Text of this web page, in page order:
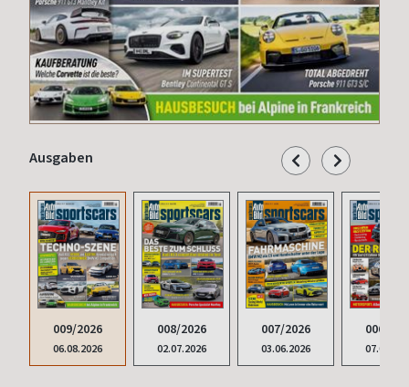
Ausgaben
009/2026
06.08.2026
008/2026
02.07.2026
007/2026
03.06.2026
006/